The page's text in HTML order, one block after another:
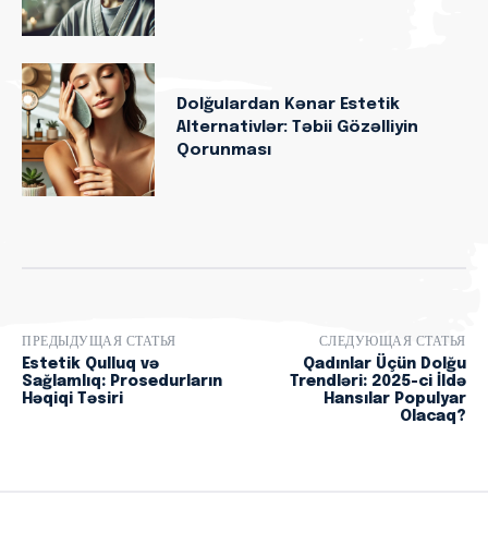
Dolğulardan Kənar Estetik
Alternativlər: Təbii Gözəlliyin
Qorunması
ПРЕДЫДУЩАЯ СТАТЬЯ
Estetik Qulluq və
Sağlamlıq: Prosedurların
Həqiqi Təsiri
СЛЕДУЮЩАЯ СТАТЬЯ
Qadınlar Üçün Dolğu
Trendləri: 2025-ci İldə
Hansılar Populyar
Olacaq?